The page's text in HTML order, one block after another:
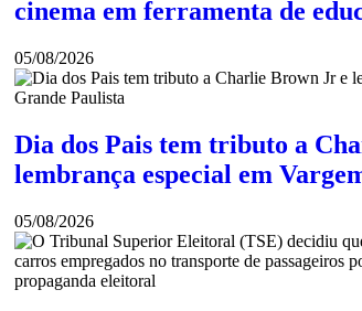
cinema em ferramenta de
05/08/2026
Dia dos Pais tem tributo a
lembrança especial em
05/08/2026